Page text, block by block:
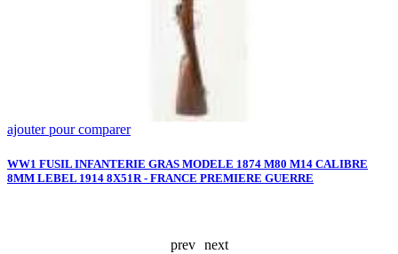
ajouter pour comparer
WW1 FUSIL INFANTERIE GRAS MODELE 1874 M80 M14 CALIBRE
8MM LEBEL 1914 8X51R - FRANCE PREMIERE GUERRE
prev
next